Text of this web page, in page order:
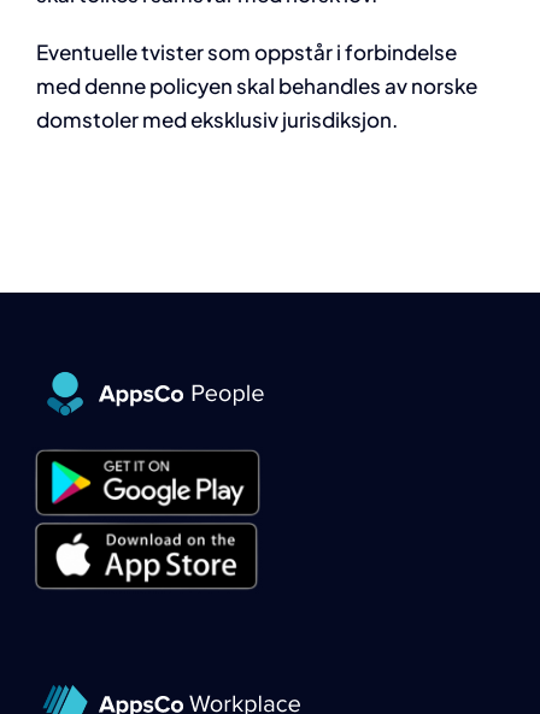
Eventuelle tvister som oppstår i forbindelse
med denne policyen skal behandles av norske
domstoler med eksklusiv jurisdiksjon.